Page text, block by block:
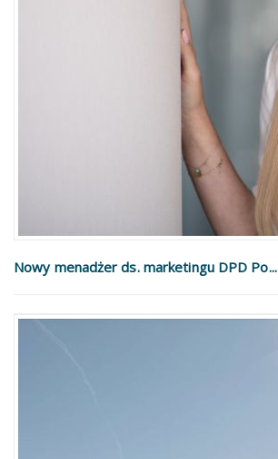
Nowy menadżer ds. marketingu DPD Po...